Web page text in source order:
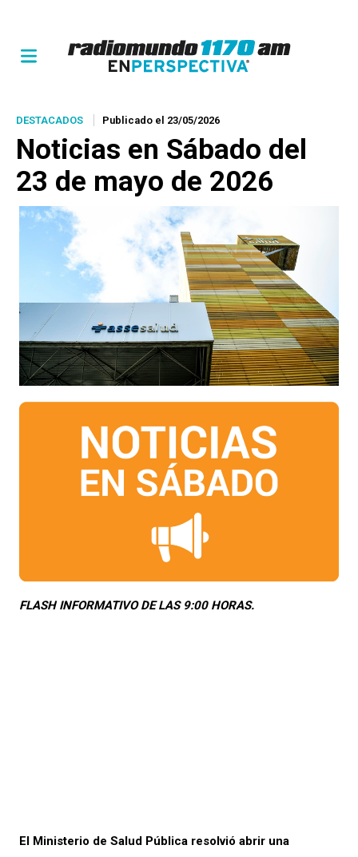
DESTACADOS Publicado el 23/05/2026
Noticias en Sábado del
23 de mayo de 2026
FLASH INFORMATIVO DE LAS 9:00 HORAS.
El Ministerio de Salud Pública resolvió abrir una